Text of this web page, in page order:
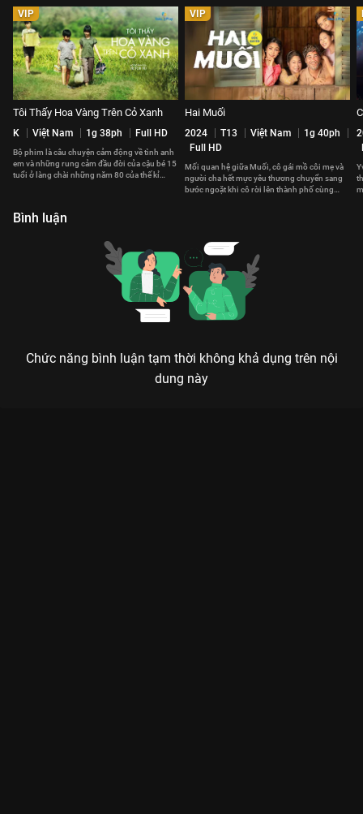
VIP
Tôi Thấy Hoa Vàng Trên Cỏ Xanh
K Việt Nam 1g 38ph Full HD
Bộ phim là câu chuyện cảm động về tình anh
em và những rung cảm đầu đời của cậu bé 15
tuổi ở làng chài những năm 80 của thế kỉ
VIP
Hai Muối
2024 T13 Việt Nam
1g 40ph
Full HD
Mối quan hệ giữa Muối, cô gái mồ côi mẹ và
người cha hết mực yêu thương chuyển sang
bước ngoặt khi cô rời lên thành phố cùng
Bình luận
Chức năng bình luận tạm thời không khả dụng trên nội
dung này